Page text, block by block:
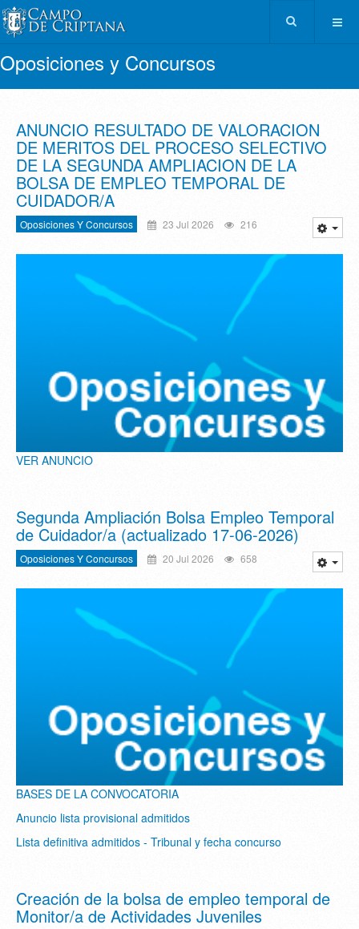
Oposiciones y Concursos
ANUNCIO RESULTADO DE VALORACION
DE MERITOS DEL PROCESO SELECTIVO
DE LA SEGUNDA AMPLIACION DE LA
BOLSA DE EMPLEO TEMPORAL DE
CUIDADOR/A
Oposiciones Y Concursos 23 Jul 2026 216
VER ANUNCIO
Segunda Ampliación Bolsa Empleo Temporal
de Cuidador/a (actualizado 17-06-2026)
Oposiciones Y Concursos 20 Jul 2026 658
BASES DE LA CONVOCATORIA
Anuncio lista provisional admitidos
Lista definitiva admitidos - Tribunal y fecha concurso
Creación de la bolsa de empleo temporal de
Monitor/a de Actividades Juveniles